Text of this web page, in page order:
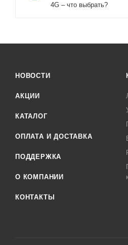
4G – что выбрать?
НОВОСТИ
АКЦИИ
КАТАЛОГ
ОПЛАТА И ДОСТАВКА
ПОДДЕРЖКА
О КОМПАНИИ
КОНТАКТЫ